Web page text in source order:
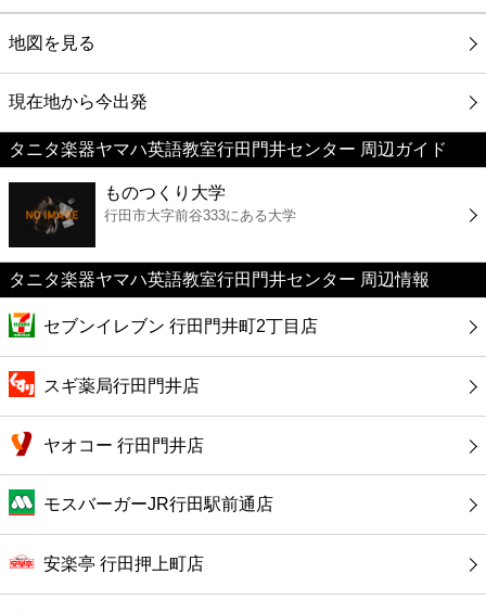
グルメ
映画
美容
コンビニ
薬局
スーパー
エンタメ
レジャー
書店
ファミレス
地図を見る
現在地から今出発
タニタ楽器ヤマハ英語教室行田門井センター 周辺ガイド
ものつくり大学
行田市大字前谷333にある大学
タニタ楽器ヤマハ英語教室行田門井センター 周辺情報
セブンイレブン 行田門井町2丁目店
スギ薬局行田門井店
ヤオコー 行田門井店
モスバーガーJR行田駅前通店
安楽亭 行田押上町店